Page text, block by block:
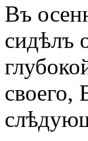
Въ
сидѣлъ
своего,